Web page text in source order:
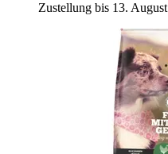
Zustellung bis 13. August